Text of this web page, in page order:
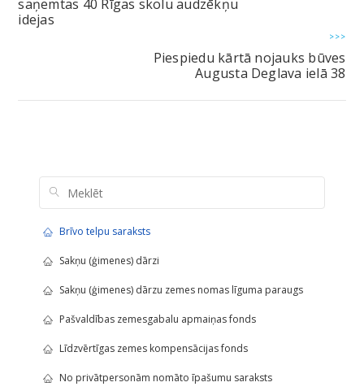
saņemtas 40 Rīgas skolu audzēkņu
idejas
>>>
Piespiedu kārtā nojauks būves
Augusta Deglava ielā 38
Brīvo telpu saraksts
Sakņu (ģimenes) dārzi
Sakņu (ģimenes) dārzu zemes nomas līguma paraugs
Pašvaldības zemesgabalu apmaiņas fonds
Līdzvērtīgas zemes kompensācijas fonds
No privātpersonām nomāto īpašumu saraksts